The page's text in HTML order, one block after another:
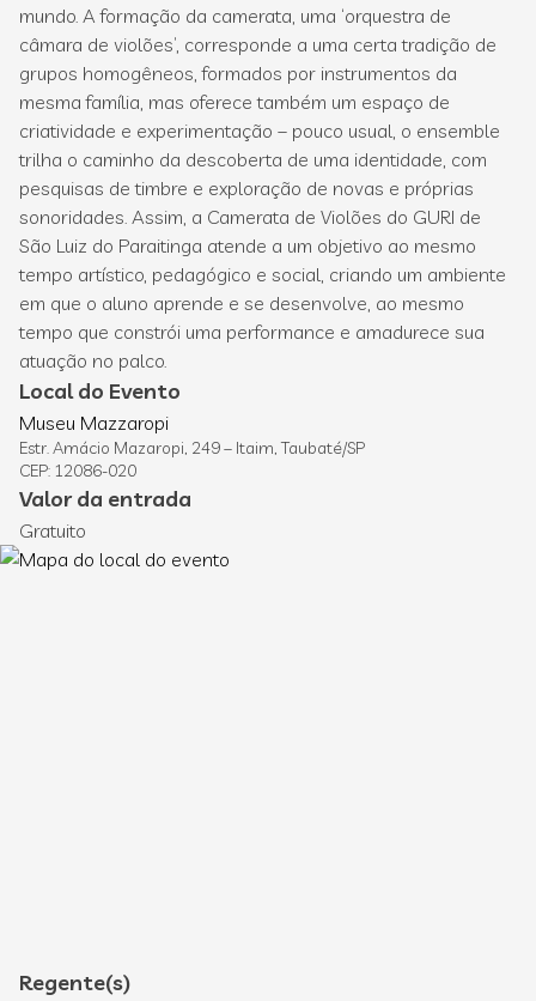
mundo. A formação da camerata, uma ‘orquestra de
câmara de violões’, corresponde a uma certa tradição de
grupos homogêneos, formados por instrumentos da
mesma família, mas oferece também um espaço de
criatividade e experimentação – pouco usual, o ensemble
trilha o caminho da descoberta de uma identidade, com
pesquisas de timbre e exploração de novas e próprias
sonoridades. Assim, a Camerata de Violões do GURI de
São Luiz do Paraitinga atende a um objetivo ao mesmo
tempo artístico, pedagógico e social, criando um ambiente
em que o aluno aprende e se desenvolve, ao mesmo
tempo que constrói uma performance e amadurece sua
atuação no palco.
Local do Evento
Museu Mazzaropi
Estr. Amácio Mazaropi, 249 – Itaim, Taubaté/SP
CEP: 12086-020
Valor da entrada
Gratuito
Regente(s)